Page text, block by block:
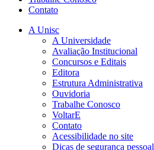
Contato
A Unisc
A Universidade
Avaliação Institucional
Concursos e Editais
Editora
Estrutura Administrativa
Ouvidoria
Trabalhe Conosco
VoltarE
Contato
Acessibilidade no site
Dicas de segurança pessoal